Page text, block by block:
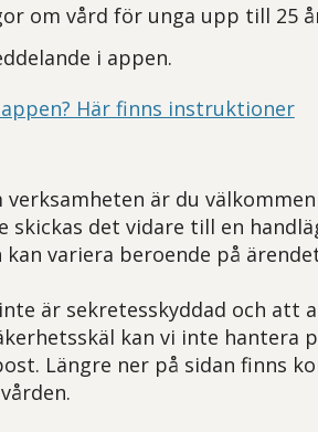
om vård för unga upp till 25
i appen.
Här finns instruktioner
är du
det vidare till en
variera beroende på
är sekretesskyddad och att
kan vi inte hantera
Längre ner på sidan finns